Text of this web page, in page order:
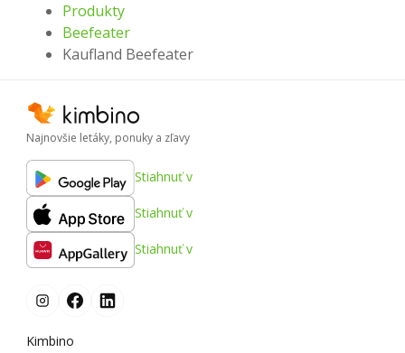
Produkty
Beefeater
Kaufland Beefeater
Najnovšie letáky, ponuky a zľavy
Stiahnuť v
Stiahnuť v
Stiahnuť v
Kimbino